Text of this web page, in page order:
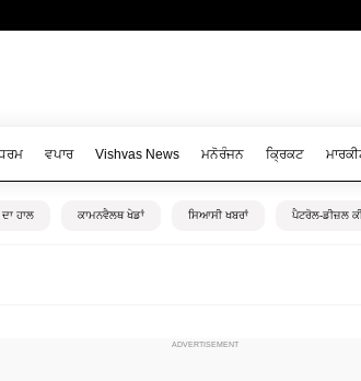
ਵਪਾਰ Vishvas News ਮਨੋਰੰਜਨ ਕ੍ਰਿਕਟ
ਹਾਲ ਕਾਮਨਵੈਲਥ ਖੇਡਾਂ ਸਿਆਸੀ ਖਬਰਾਂ ਪੈਟਰੋਲ-ਡੀਜ਼ਲ